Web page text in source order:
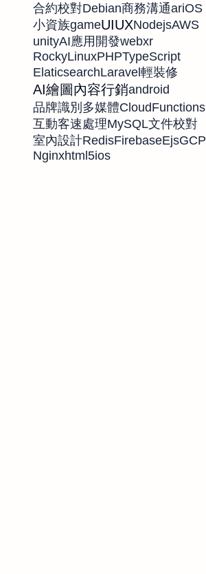
合約校對Debian商務溝通ariOS
小資族gameUIUXNodejsAWS
unityAI應用開發webxr
RockyLinuxPHPTypeScript
ElaticsearchLaravel輕裝修
AI繪圖內容行銷android
品牌識別 多媒體CloudFunctions
互動客速處理MySQL文件校對
室內設計RedisFirebaseEjsGCP
Nginxhtml5ios